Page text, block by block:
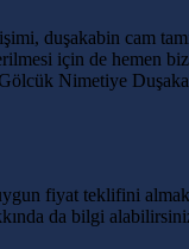
duşakabin cam
için de hemen
Nimetiye
fiyat teklifini
da bilgi